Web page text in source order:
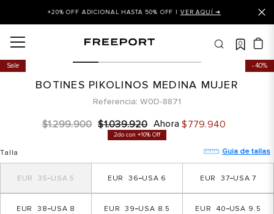
+20% OFF ADICIONAL HASTA 50% OFF | VER AQUÍ ➜
0
40%
Sale
BOTINES PIKOLINOS MEDINA MUJER
Referencia W0D-8871
$1.299.900 $1.039.920 Ahora $779.940
2do con +10% Off
Talla Guia de tallas
5
35 6
36 7
37
8
38 8.5
39 9.5
40
balance
puma